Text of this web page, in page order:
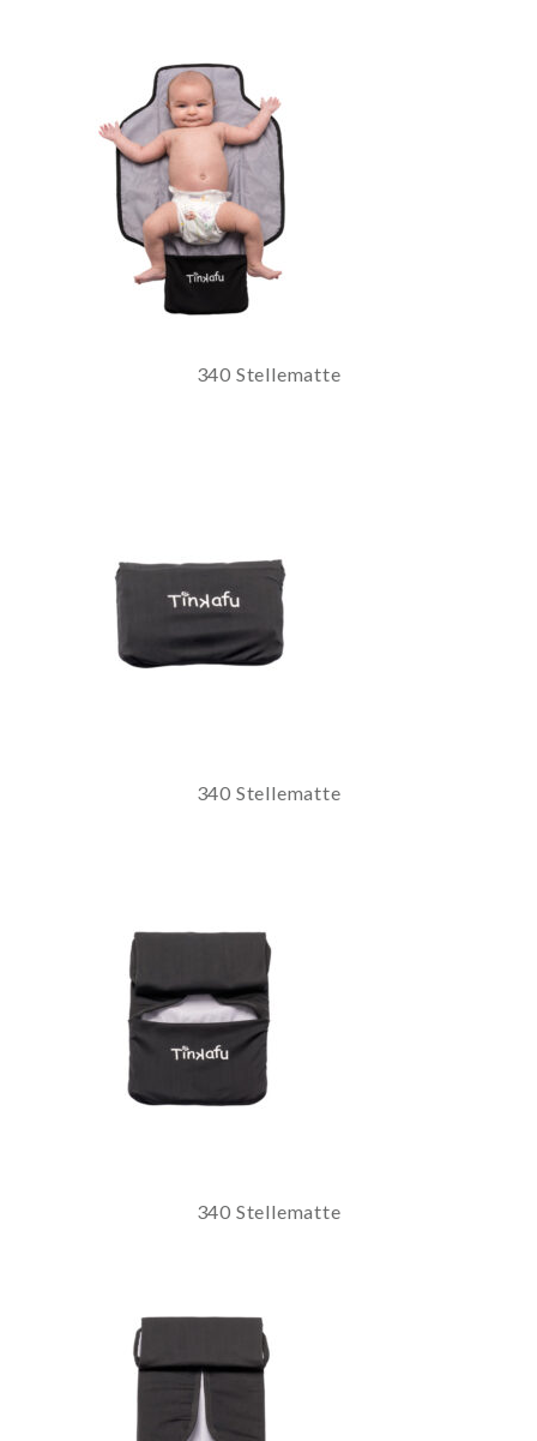
340 Stellematte
340 Stellematte
340 Stellematte